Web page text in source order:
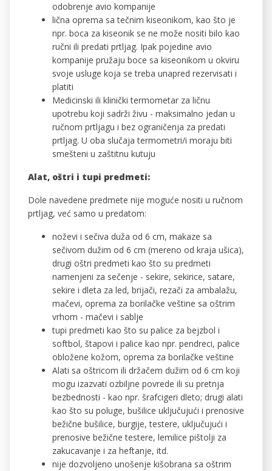
odobrenje avio kompanije
lična oprema sa tečnim kiseonikom, kao što je
npr. boca za kiseonik se ne može nositi bilo kao
ručni ili predati prtljag. Ipak pojedine avio
kompanije pružaju boce sa kiseonikom u okviru
svoje usluge koja se treba unapred rezervisati i
platiti
Medicinski ili klinički termometar za ličnu
upotrebu koji sadrži živu - maksimalno jedan u
ručnom prtljagu i bez ograničenja za predati
prtljag. U oba slučaja termometri/i moraju biti
smešteni u zaštitnu kutuju
Alat, oštri i tupi predmeti:
Dole navedene predmete nije moguće nositi u ručnom
prtljag, već samo u predatom:
noževi i sečiva duža od 6 cm, makaze sa
sečivom dužim od 6 cm (mereno od kraja ušica),
drugi oštri predmeti kao što su predmeti
namenjeni za sečenje - sekire, sekirice, satare,
sekire i dleta za led, brijači, rezači za ambalažu,
mačevi, oprema za borilačke veštine sa oštrim
vrhom - mačevi i sablje
tupi predmeti kao što su palice za bejzbol i
softbol, štapovi i palice kao npr. pendreci, palice
obložene kožom, oprema za borilačke veštine
Alati sa oštricom ili držačem dužim od 6 cm koji
mogu izazvati ozbiljne povrede ili su pretnja
bezbednosti - kao npr. šrafcigeri dleto; drugi alati
kao što su poluge, bušilice uključujući i prenosive
bežične bušilice, burgije, testere, uključujući i
prenosive bežične testere, lemilice pištolji za
zakucavanje i za heftanje, itd.
nije dozvoljeno unošenje kišobrana sa oštrim